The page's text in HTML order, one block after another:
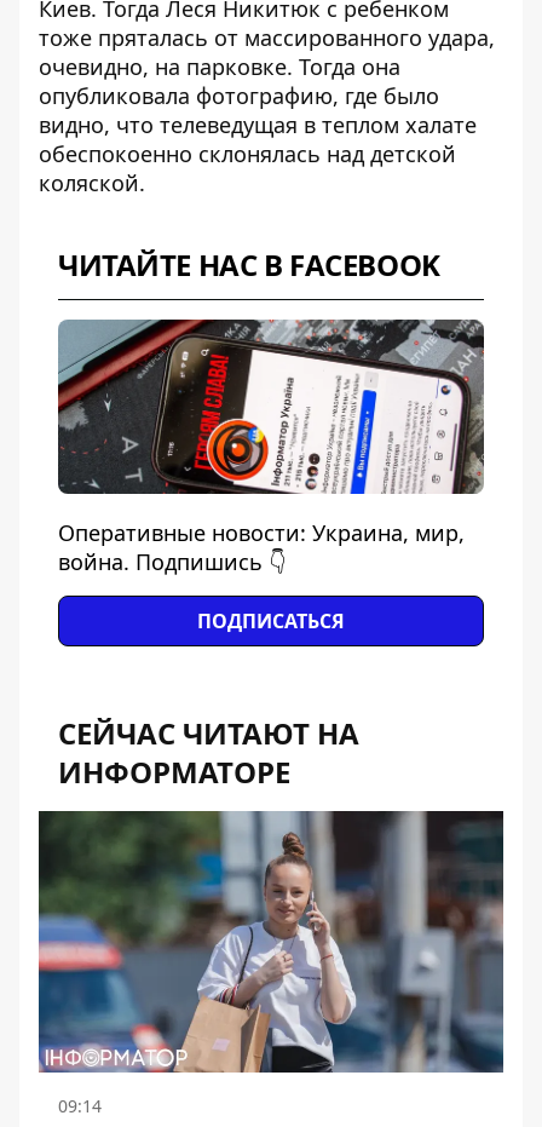
Киев. Тогда Леся Никитюк с ребенком
тоже пряталась от массированного удара,
очевидно, на парковке. Тогда она
опубликовала фотографию, где было
видно, что телеведущая в теплом халате
обеспокоенно склонялась над детской
коляской.
ЧИТАЙТЕ НАС В FACEBOOK
Оперативные новости: Украина, мир,
война. Подпишись 👇
ПОДПИСАТЬСЯ
СЕЙЧАС ЧИТАЮТ НА
ИНФОРМАТОРЕ
09:14